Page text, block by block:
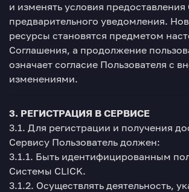
и изменять условия предоставления
предварительного уведомления.
ресурсы становятся предметом
Соглашения, а продолжение
означает согласие Пользователя с
изменениями.
3. РЕГИСТРАЦИЯ В СЕРВИСЕ
3.1. Для регистрации и получения
Сервису Пользователь должен:
3.1.1. Быть идентифицированным
Системы CLICK.
3.1.2. Осуществлять деятельность,